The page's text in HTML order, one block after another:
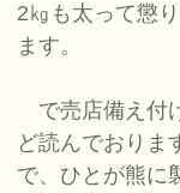
2㎏も太って懲
ます。
で売店備え付
ど読んでおりま
で、ひとが熊に